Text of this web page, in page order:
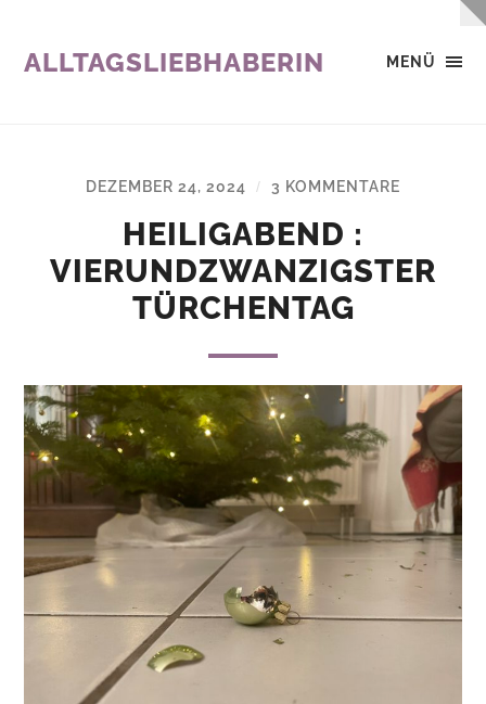
MENÜ
ALLTAGSLIEBHABERIN
DEZEMBER 24, 2024 / 3 KOMMENTARE
HEILIGABEND :
VIERUNDZWANZIGSTER
TÜRCHENTAG